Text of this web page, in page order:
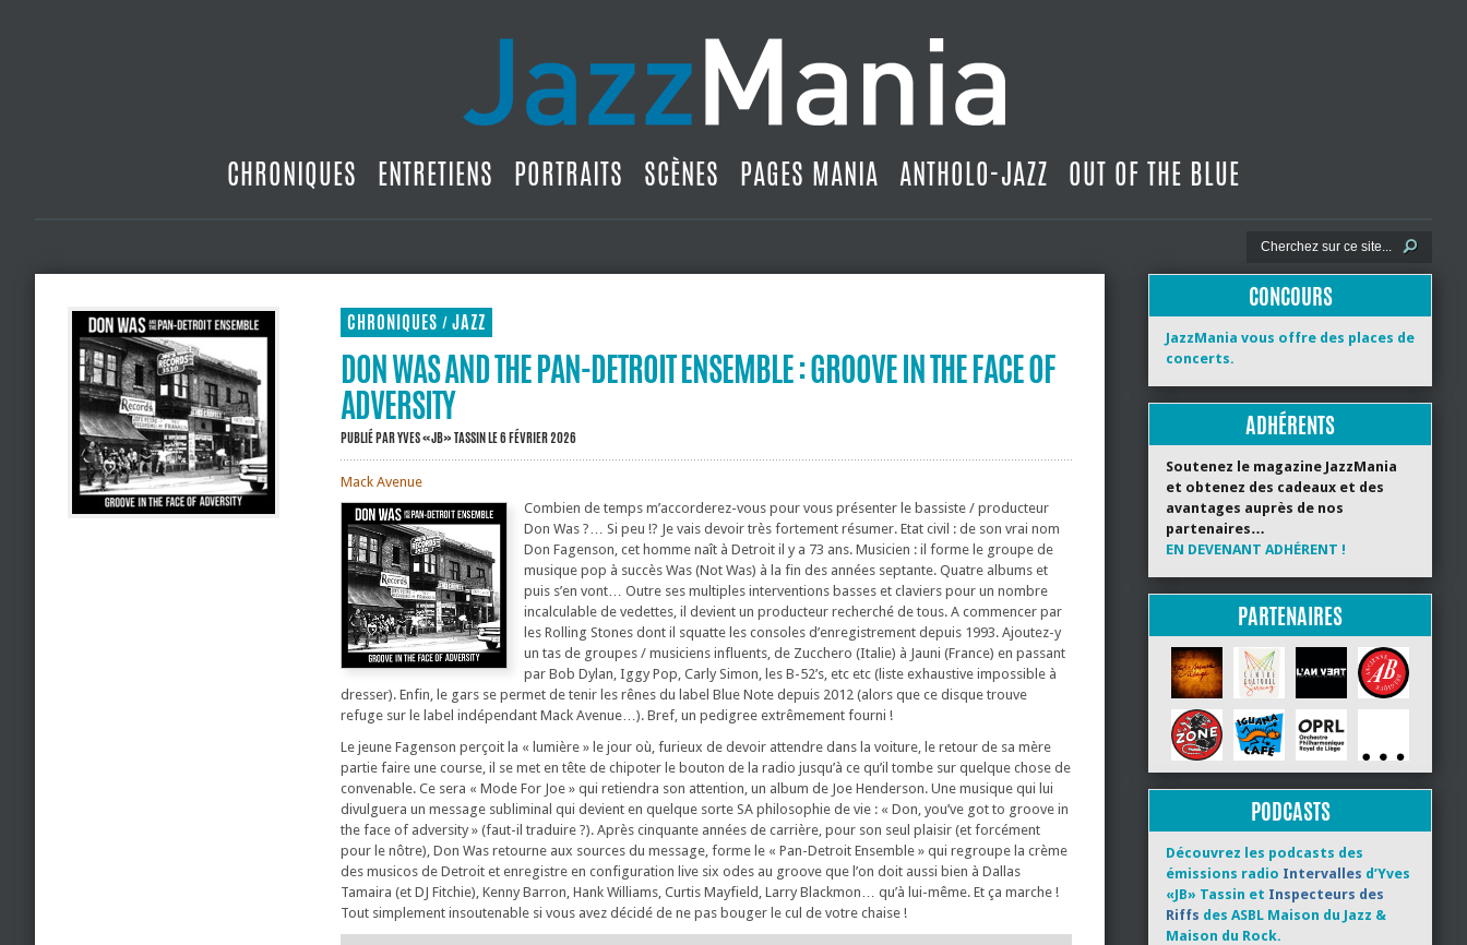
CHRONIQUES ENTRETIENS PORTRAITS SCÈNES PAGES MANIA ANTHOLO-JAZZ OUT OF THE BLUE
CHRONIQUES / JAZZ
DON WAS AND THE PAN-DETROIT ENSEMBLE : GROOVE IN THE FACE OF
ADVERSITY
PUBLIÉ PARYVES «JB» TASSINLE 6 FÉVRIER 2026
Mack Avenue
Combien de temps m’accorderez-vous pour vous présenter le bassiste / producteur
Don Was ?… Si peu !? Je vais devoir très fortement résumer. Etat civil : de son vrai nom
Don Fagenson, cet homme naît à Detroit il y a 73 ans. Musicien : il forme le groupe de
musique pop à succès Was (Not Was) à la fin des années septante. Quatre albums et
puis s’en vont… Outre ses multiples interventions basses et claviers pour un nombre
incalculable de vedettes, il devient un producteur recherché de tous. A commencer par
les Rolling Stones dont il squatte les consoles d’enregistrement depuis 1993. Ajoutez-y
un tas de groupes / musiciens influents, de Zucchero (Italie) à Jauni (France) en passant
par Bob Dylan, Iggy Pop, Carly Simon, les B-52’s, etc etc (liste exhaustive impossible à
dresser). Enfin, le gars se permet de tenir les rênes du label Blue Note depuis 2012 (alors que ce disque trouve
refuge sur le label indépendant Mack Avenue…). Bref, un pedigree extrêmement fourni !
Le jeune Fagenson perçoit la « lumière » le jour où, furieux de devoir attendre dans la voiture, le retour de sa mère
partie faire une course, il se met en tête de chipoter le bouton de la radio jusqu’à ce qu’il tombe sur quelque chose de
convenable. Ce sera « Mode For Joe » qui retiendra son attention, un album de Joe Henderson. Une musique qui lui
divulguera un message subliminal qui devient en quelque sorte SA philosophie de vie : « Don, you’ve got to groove in
the face of adversity » (faut-il traduire ?). Après cinquante années de carrière, pour son seul plaisir (et forcément
pour le nôtre), Don Was retourne aux sources du message, forme le « Pan-Detroit Ensemble » qui regroupe la crème
des musicos de Detroit et enregistre en configuration live six odes au groove que l’on doit aussi bien à Dallas
Tamaira (et DJ Fitchie), Kenny Barron, Hank Williams, Curtis Mayfield, Larry Blackmon… qu’à lui-même. Et ça marche !
Tout simplement insoutenable si vous avez décidé de ne pas bouger le cul de votre chaise !
CONCOURS
JazzMania vous offre des places de
concerts.
ADHÉRENTS
Soutenez le magazine JazzMania
et obtenez des cadeaux et des
avantages auprès de nos
partenaires…
EN DEVENANT ADHÉRENT !
PARTENAIRES
PODCASTS
Découvrez les podcasts des
émissions radio Intervalles d’Yves
«JB» Tassin et Inspecteurs des
Riffs des ASBL Maison du Jazz &
Maison du Rock.